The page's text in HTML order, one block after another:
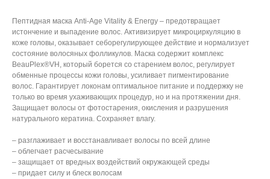
Пептидная маска Anti-Age Vitality & Energy – предотвращает
истончение и выпадение волос. Активизирует микроциркуляцию в
коже головы, оказывает себорегулирующее действие и нормализует
состояние волосяных фолликулов. Маска содержит комплекс
BeauPlex®VH, который борется со старением волос, регулирует
обменные процессы кожи головы, усиливает пигментирование
волос. Гарантирует локонам оптимальное питание и поддержку не
только во время ухаживающих процедур, но и на протяжении дня.
Защищает волосы от фотостарения, окисления и разрушения
натурального кератина. Сохраняет влагу.
– разглаживает и восстанавливает волосы по всей длине
– облегчает расчесывание
– защищает от вредных воздействий окружающей среды
– придает силу и блеск волосам